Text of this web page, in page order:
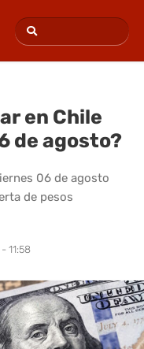
en Chile
de agosto?
06 de agosto
de pesos
11:58